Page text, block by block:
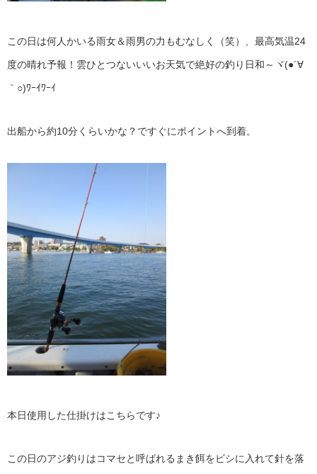
この日は何人かいる雨女＆雨男の力もむなしく（笑）、最高気温24
度の晴れ予報！雲ひとつないいいお天気で絶好の釣り日和～ヾ(●´∀
｀○)ﾜｰｲﾜｰｲ
出船から約10分くらいかな？ですぐにポイントへ到着。
本日使用した仕掛けはこちらです♪
この日のアジ釣りはコマセと呼ばれるまき餌をビシに入れて針を落